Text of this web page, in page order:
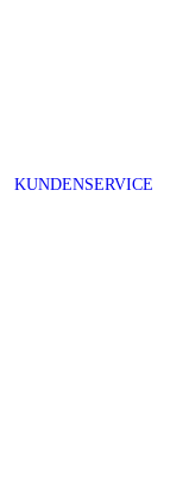
KUNDENSERVICE